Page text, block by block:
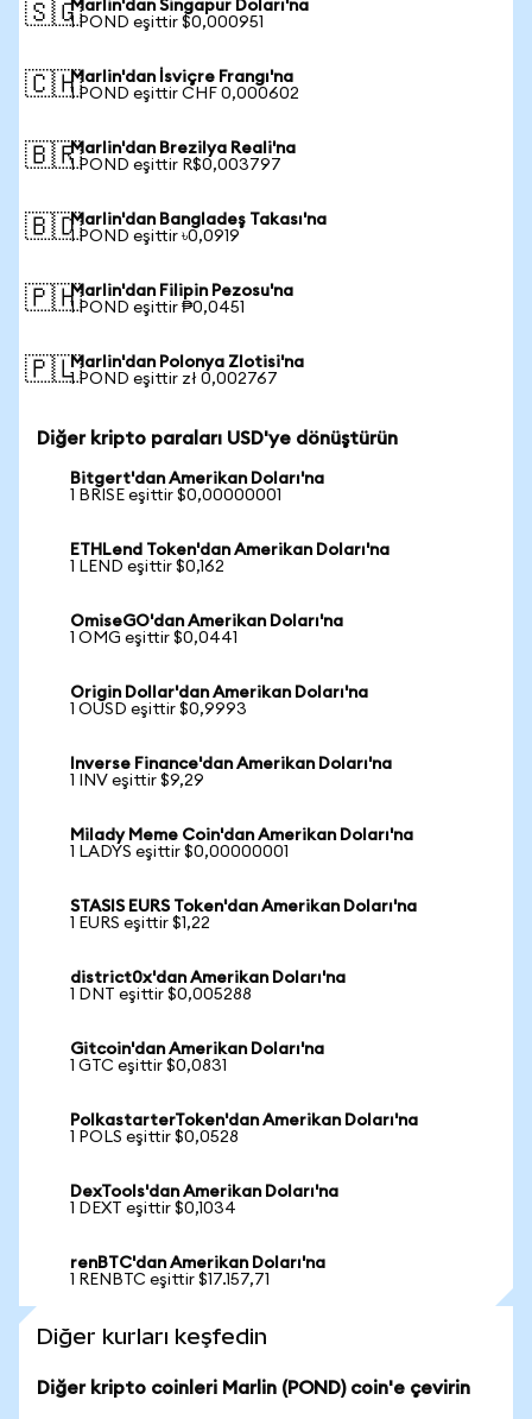
🇸🇬Marlin'dan Singapur Doları'na
1 POND eşittir $0,000951
🇨🇭Marlin'dan İsviçre Frangı'na
1 POND eşittir CHF 0,000602
🇧🇷Marlin'dan Brezilya Reali'na
1 POND eşittir R$0,003797
🇧🇩Marlin'dan Bangladeş Takası'na
1 POND eşittir ৳0,0919
🇵🇭Marlin'dan Filipin Pezosu'na
1 POND eşittir ₱0,0451
🇵🇱Marlin'dan Polonya Zlotisi'na
1 POND eşittir zł 0,002767
Diğer kripto paraları USD'ye dönüştürün
Bitgert'dan Amerikan Doları'na
1 BRISE eşittir $0,00000001
ETHLend Token'dan Amerikan Doları'na
1 LEND eşittir $0,162
OmiseGO'dan Amerikan Doları'na
1 OMG eşittir $0,0441
Origin Dollar'dan Amerikan Doları'na
1 OUSD eşittir $0,9993
Inverse Finance'dan Amerikan Doları'na
1 INV eşittir $9,29
Milady Meme Coin'dan Amerikan Doları'na
1 LADYS eşittir $0,00000001
STASIS EURS Token'dan Amerikan Doları'na
1 EURS eşittir $1,22
district0x'dan Amerikan Doları'na
1 DNT eşittir $0,005288
Gitcoin'dan Amerikan Doları'na
1 GTC eşittir $0,0831
PolkastarterToken'dan Amerikan Doları'na
1 POLS eşittir $0,0528
DexTools'dan Amerikan Doları'na
1 DEXT eşittir $0,1034
renBTC'dan Amerikan Doları'na
1 RENBTC eşittir $17.157,71
Diğer kurları keşfedin
Diğer kripto coinleri Marlin (POND) coin'e çevirin